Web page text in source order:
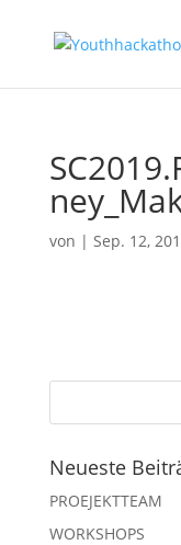
von | Sep. 12,
Neueste
PROEJEKTTEAM
WORKSHOPS